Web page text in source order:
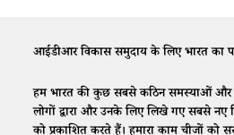
आईडीआर विकास समुदाय के लिए भारत का
हम भारत की कुछ सबसे कठिन समस्याओं और
लोगों द्वारा और उनके लिए लिखे गए सबसे नए